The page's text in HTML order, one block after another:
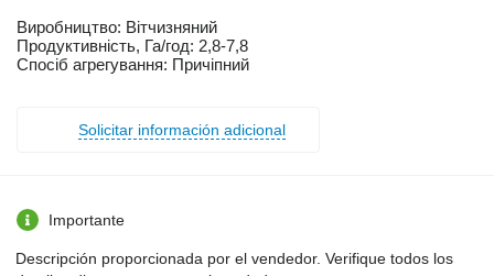
Виробництво: Вітчизняний
Продуктивність, Га/год: 2,8-7,8
Спосіб агрегування: Причіпний
Solicitar información adicional
Importante
Descripción proporcionada por el vendedor. Verifique todos los